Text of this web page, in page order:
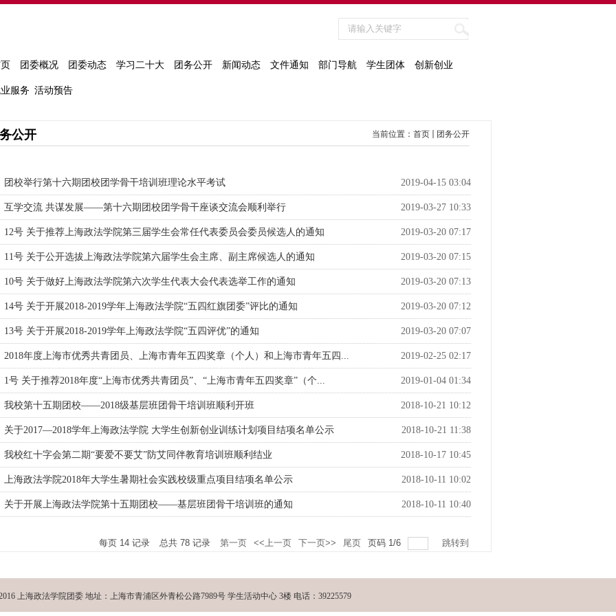
团委概况 团委动态 学习二十大 团务公开 新闻动态 文件通知 部门导航 学生团体 创新创业
服务 活动预告
公开 当前位置：首页 团务公开
团校举行第十六期团校团学骨干培训班理论水平考试 2019-04-15 03:04
互学交流 共谋发展——第十六期团校团学骨干座谈交流会顺利举行 2019-03-27 10:33
12号 关于推荐上海政法学院第三届学生会常任代表委员会委员候选人的通知 2019-03-20 07:17
11号 关于公开选拔上海政法学院第六届学生会主席、副主席候选人的通知 2019-03-20 07:15
10号 关于做好上海政法学院第六次学生代表大会代表选举工作的通知 2019-03-20 07:13
14号 关于开展2018-2019学年上海政法学院“五四红旗团委”评比的通知 2019-03-20 07:12
13号 关于开展2018-2019学年上海政法学院“五四评优”的通知 2019-03-20 07:07
2018年度上海市优秀共青团员、上海市青年五四奖章（个人）和上海市青年五四... 2019-02-25 02:17
1号 关于推荐2018年度“上海市优秀共青团员”、“上海市青年五四奖章”（个... 2019-01-04 01:34
我校第十五期团校——2018级基层班团骨干培训班顺利开班 2018-10-21 10:12
关于2017—2018学年上海政法学院 大学生创新创业训练计划项目结项名单公示 2018-10-21 11:38
我校红十字会第二期“要爱不要艾”防艾同伴教育培训班顺利结业 2018-10-17 10:45
上海政法学院2018年大学生暑期社会实践校级重点项目结项名单公示 2018-10-11 10:02
关于开展上海政法学院第十五期团校——基层班团骨干培训班的通知 2018-10-11 10:40
每页 14记录 总共 78记录 第一页 <<上一页 下一页>> 尾页 页码 1/6 跳转到
上海政法学院团委 地址：上海市青浦区外青松公路7989号 学生活动中心 3楼 电话：39225579